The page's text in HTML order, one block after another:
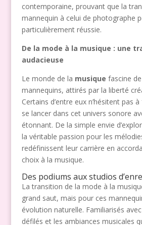
contemporaine, prouvant que la
mannequin à celui de photographe
particulièrement réussie.
De la mode à la musique : une
audacieuse
Le monde de la musique fascine
mannequins, attirés par la liberté
Certains d’entre eux n’hésitent pas
se lancer dans cet univers sonore
étonnant. De la simple envie
la véritable passion pour les
redéfinissent leur carrière en
choix à la musique.
Des podiums aux studios
La transition de la mode à la
grand saut, mais pour ces
évolution naturelle. Familiarisés
défilés et les ambiances musicales